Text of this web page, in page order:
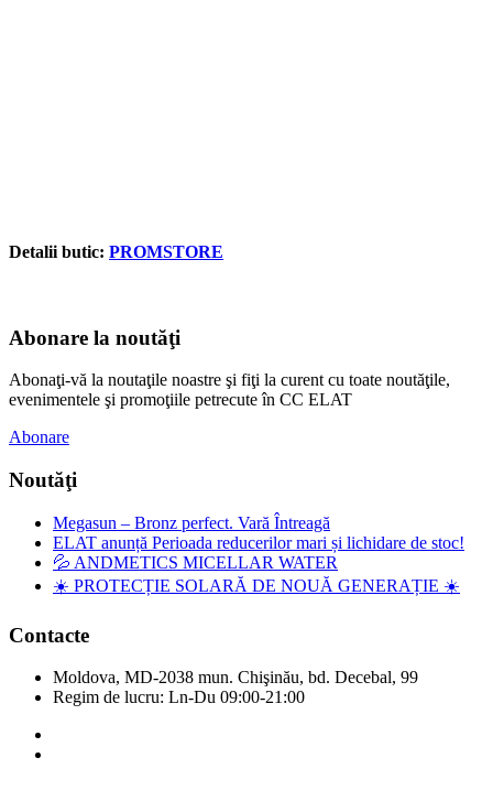
Detalii butic: PROMSTORE
Abonare la noutăţi
Abonaţi-vă la noutaţile noastre şi fiţi la curent cu toate noutăţile,
evenimentele şi promoţiile petrecute în CC ELAT
Abonare
Noutăţi
Megasun – Bronz perfect. Vară Întreagă
ELAT anunță Perioada reducerilor mari și lichidare de stoc!
💦 ANDMETICS MICELLAR WATER
☀️ PROTECȚIE SOLARĂ DE NOUĂ GENERAȚIE ☀️
Contacte
Moldova, MD-2038 mun. Chişinău, bd. Decebal, 99
Regim de lucru: Ln-Du 09:00-21:00